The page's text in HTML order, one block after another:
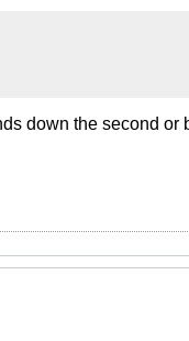
down the second or